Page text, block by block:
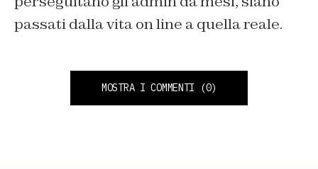
passati dalla vita on line a quella reale.
MOSTRA I COMMENTI (0)